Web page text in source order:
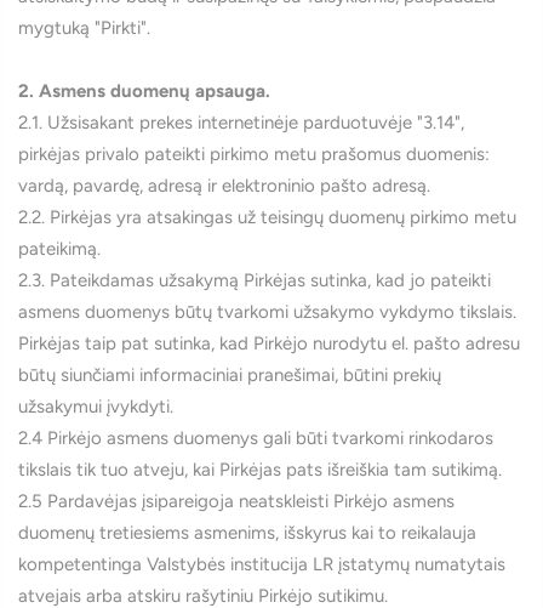
mygtuką "Pirkti".
2. Asmens duomenų apsauga.
2.1. Užsisakant prekes internetinėje parduotuvėje "3.14",
pirkėjas privalo pateikti pirkimo metu prašomus duomenis:
vardą, pavardę, adresą ir elektroninio pašto adresą.
2.2. Pirkėjas yra atsakingas už teisingų duomenų pirkimo metu
pateikimą.
2.3. Pateikdamas užsakymą Pirkėjas sutinka, kad jo pateikti
asmens duomenys būtų tvarkomi užsakymo vykdymo tikslais.
Pirkėjas taip pat sutinka, kad Pirkėjo nurodytu el. pašto adresu
būtų siunčiami informaciniai pranešimai, būtini prekių
užsakymui įvykdyti.
2.4 Pirkėjo asmens duomenys gali būti tvarkomi rinkodaros
tikslais tik tuo atveju, kai Pirkėjas pats išreiškia tam sutikimą.
2.5 Pardavėjas įsipareigoja neatskleisti Pirkėjo asmens
duomenų tretiesiems asmenims, išskyrus kai to reikalauja
kompetentinga Valstybės institucija LR įstatymų numatytais
atvejais arba atskiru rašytiniu Pirkėjo sutikimu.